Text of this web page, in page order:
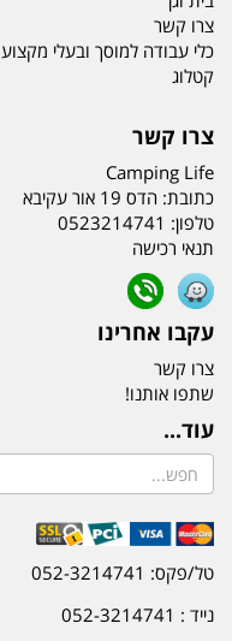
צרו קשר
כלי עבודה למוסך ובעלי מקצוע
קטלוג
צרו קשר
Camping Life
כתובת: הדס 19 אור עקיבא
טלפון: 0523214741
תנאי רכישה
עקבו אחרינו
צרו קשר
שתפו אותנו!
עוד...
טל/פקס: 052-3214741
נייד : 052-3214741